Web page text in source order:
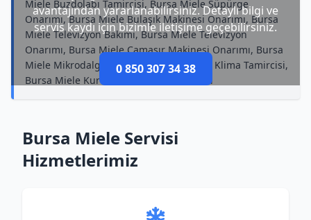
avantajından yararlanabilirsiniz. Detaylı bilgi ve
servis kaydı için bizimle iletişime geçebilirsiniz.
0 850 307 34 38
Miele Buzdolabı Tamircisi, Bursa Miele Süpürge
Onarımı, Bursa Miele Bulaşık Makinesi Onarımı, Bursa
Miele Televizyon Bakımı, Bursa Miele Televizyon
Onarımı, Bursa Miele Çamaşır Makinesi Onarımı, Bursa
Miele Mikrodalga Tamircisi, Bursa Miele Klima Tamircisi,
Bursa Miele Kurutma Makinesi Tamircisi
Bursa Miele Servisi
Hizmetlerimiz